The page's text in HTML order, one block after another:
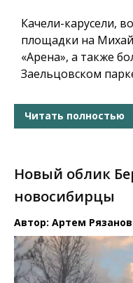
Качели-карусели,
площадки на
«Арена», а также
Заельцовском
Читать полностью
Новый облик
новосибирцы
Автор: Артем Рязанов